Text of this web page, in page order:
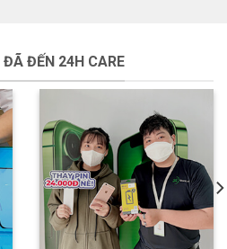
ĐÃ ĐẾN 24H CARE